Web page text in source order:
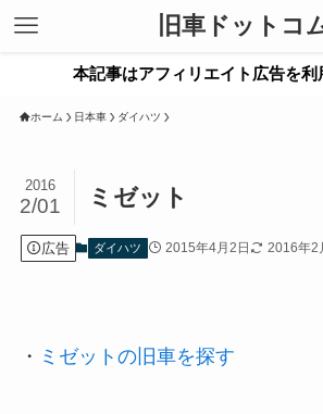
旧車ドットコ
本記事はアフィリエイト広告を利
ホーム 日本車 ダイハツ
ミゼット
2016
2/01
広告 ダイハツ 2015年4月2日 2016年2
・ ミゼットの旧車を探す